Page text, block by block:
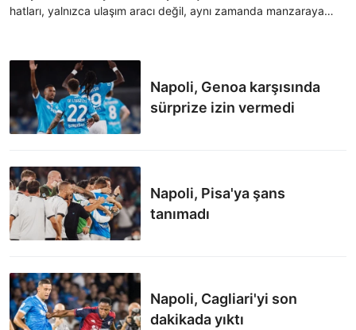
hatları, yalnızca ulaşım aracı değil, aynı zamanda manzaraya
yapma imkanı sağlıyor.
Napoli, Genoa karşısında
sürprize izin vermedi
Napoli, Pisa'ya şans
tanımadı
Napoli, Cagliari'yi son
dakikada yıktı